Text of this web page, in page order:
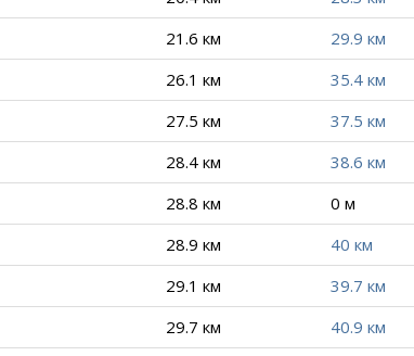
21.6 км 29.9 км
26.1 км 35.4 км
27.5 км 37.5 км
28.4 км 38.6 км
28.8 км 0 м
28.9 км 40 км
29.1 км 39.7 км
29.7 км 40.9 км